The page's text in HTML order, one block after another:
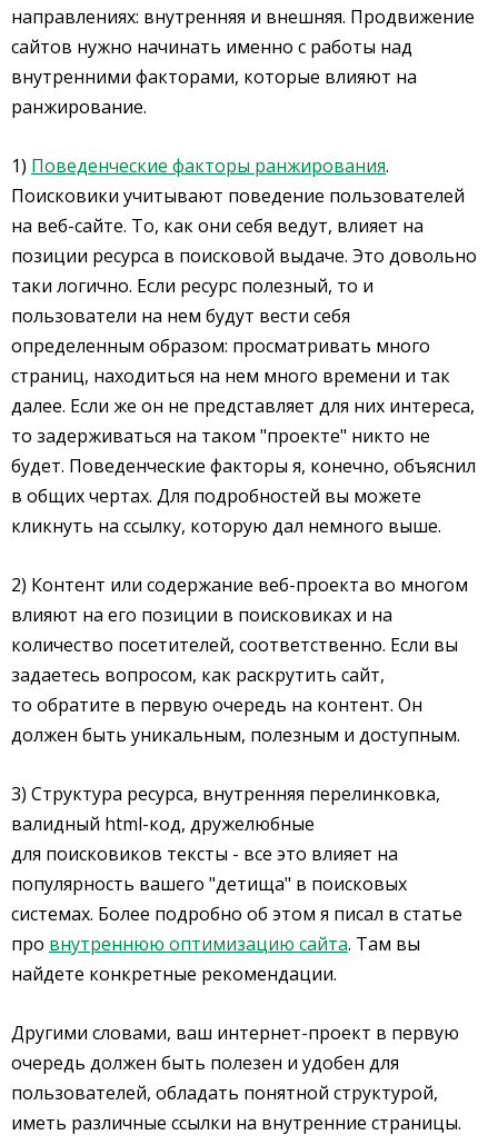
направлениях: внутренняя и внешняя. Продвижение
сайтов нужно начинать именно с работы над
внутренними факторами, которые влияют на
ранжирование.
1) Поведенческие факторы ранжирования.
Поисковики учитывают поведение пользователей
на веб-сайте. То, как они себя ведут, влияет на
позиции ресурса в поисковой выдаче. Это довольно
таки логично. Если ресурс полезный, то и
пользователи на нем будут вести себя
определенным образом: просматривать много
страниц, находиться на нем много времени и так
далее. Если же он не представляет для них интереса,
то задерживаться на таком "проекте" никто не
будет. Поведенческие факторы я, конечно, объяснил
в общих чертах. Для подробностей вы можете
кликнуть на ссылку, которую дал немного выше.
2) Контент или содержание веб-проекта во многом
влияют на его позиции в поисковиках и на
количество посетителей, соответственно. Если вы
задаетесь вопросом, как раскрутить сайт,
то обратите в первую очередь на контент. Он
должен быть уникальным, полезным и доступным.
3) Структура ресурса, внутренняя перелинковка,
валидный html-код, дружелюбные
для поисковиков тексты - все это влияет на
популярность вашего "детища" в поисковых
системах. Более подробно об этом я писал в статье
про внутреннюю оптимизацию сайта. Там вы
найдете конкретные рекомендации.
Другими словами, ваш интернет-проект в первую
очередь должен быть полезен и удобен для
пользователей, обладать понятной структурой,
иметь различные ссылки на внутренние страницы.